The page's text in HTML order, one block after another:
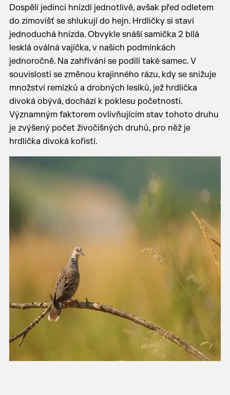
Dospělí jedinci hnízdí jednotlivě, avšak před odletem
do zimovišť se shlukují do hejn. Hrdličky si staví
jednoduchá hnízda. Obvykle snáší samička 2 bílá
lesklá oválná vajíčka, v našich podmínkách
jednoročně. Na zahřívání se podílí také samec. V
souvislosti se změnou krajinného rázu, kdy se snižuje
množství remízků a drobných lesíků, jež hrdlička
divoká obývá, dochází k poklesu početnosti.
Významným faktorem ovlivňujícím stav tohoto druhu
je zvýšený počet živočišných druhů, pro něž je
hrdlička divoká kořistí.